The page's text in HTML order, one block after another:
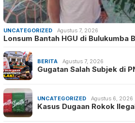
UNCATEGORIZED Agustus 7, 2026
Lonsum Bantah HGU di Bulukumba
BERITA Agustus 7, 2026
Gugatan Salah Subjek di
UNCATEGORIZED Agustus 6, 2026
Kasus Dugaan Rokok